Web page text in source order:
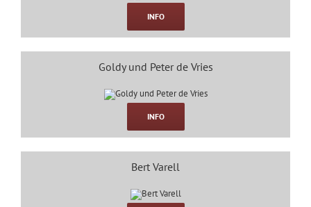
INFO
Goldy und Peter de Vries
INFO
Bert Varell